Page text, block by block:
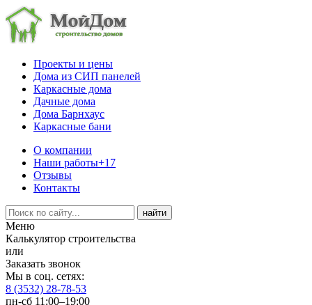
Проекты и цены
Дома из СИП панелей
Каркасные дома
Дачные дома
Дома Барнхаус
Каркасные бани
О компании
Наши работы+17
Отзывы
Контакты
Меню
Калькулятор строительства
или
Заказать звонок
Мы в соц. сетях:
8 (3532) 28-78-53
пн-сб 11:00–19:00